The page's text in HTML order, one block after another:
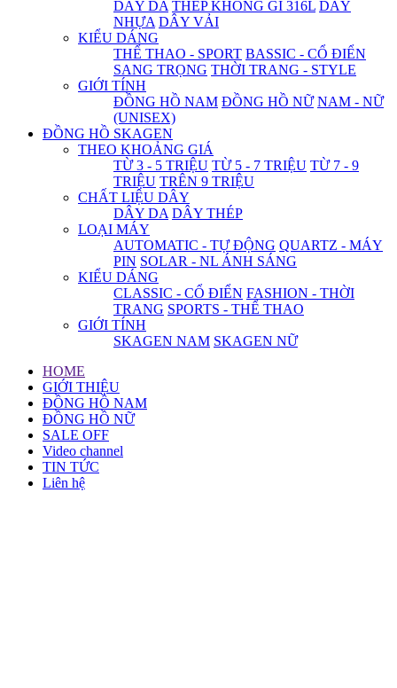
DÂY DA THÉP KHÔNG GỈ 316L DÂY
NHỰA DÂY VẢI
KIỂU DÁNG
THỂ THAO - SPORT BASSIC - CỔ ĐIỂN
SANG TRỌNG THỜI TRANG - STYLE
GIỚI TÍNH
ĐỒNG HỒ NAM ĐỒNG HỒ NỮ NAM - NỮ
(UNISEX)
ĐỒNG HỒ SKAGEN
THEO KHOẢNG GIÁ
TỪ 3 - 5 TRIỆU TỪ 5 - 7 TRIỆU TỪ 7 - 9
TRIỆU TRÊN 9 TRIỆU
CHẤT LIỆU DÂY
DÂY DA DÂY THÉP
LOẠI MÁY
AUTOMATIC - TỰ ĐỘNG QUARTZ - MÁY
PIN SOLAR - NL ÁNH SÁNG
KIỂU DÁNG
CLASSIC - CỔ ĐIỂN FASHION - THỜI
TRANG SPORTS - THỂ THAO
GIỚI TÍNH
SKAGEN NAM SKAGEN NỮ
HOME
GIỚI THIỆU
ĐỒNG HỒ NAM
ĐỒNG HỒ NỮ
SALE OFF
Video channel
TIN TỨC
Liên hệ